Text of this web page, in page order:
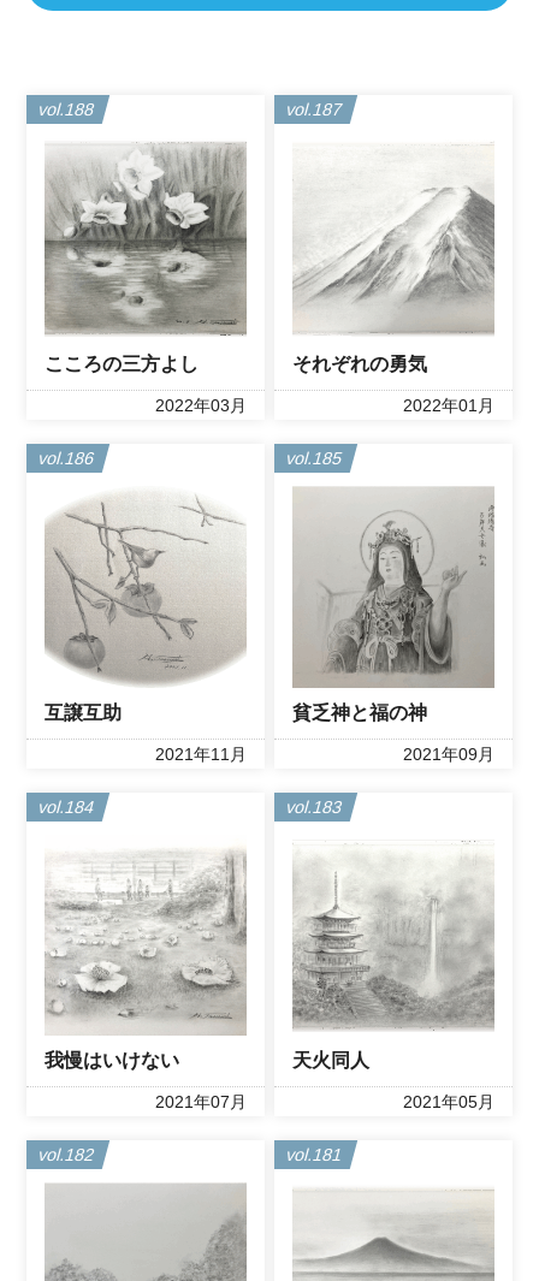
vol.188
こころの三方よし
2022年03月
vol.187
それぞれの勇気
2022年01月
vol.186
互譲互助
2021年11月
vol.185
貧乏神と福の神
2021年09月
vol.184
我慢はいけない
2021年07月
vol.183
天火同人
2021年05月
vol.182 vol.181